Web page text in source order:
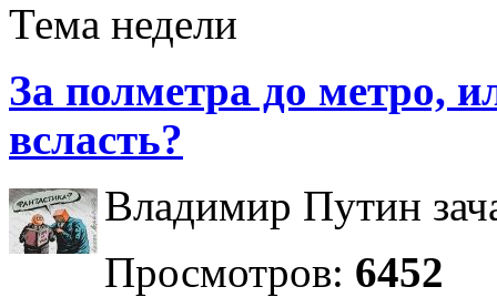
Тема недели
За полметра до метро,
всласть?
Владимир Путин
Просмотров: 6452